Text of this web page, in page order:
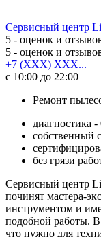
Сервисный центр
5 - оценок и
5 - оценок и
+7 (XXX) XXX...
с 10:00 до 22:00
Ремонт
диагностика -
собственный
без грязи
Сервисный центр
починят мастера-
инструментом и
подобной работы. В
что нужно для